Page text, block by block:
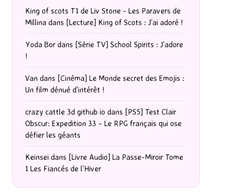
King of scots T1 de Liv Stone - Les Paravers de
Millinadans [Lecture] King of Scots : J’ai adoré !
Yoda Bordans [Série TV] School Spirits : J’adore
!
Van dans [Cinéma] Le Monde secret des Emojis :
Un film dénué d’intérêt !
crazy cattle 3d github io dans [PS5] Test Clair
Obscur: Expedition 33 – Le RPG français qui ose
défier les géants
Keinseidans [Livre Audio] La Passe-Miroir Tome
1 Les Fiancés de l’Hiver